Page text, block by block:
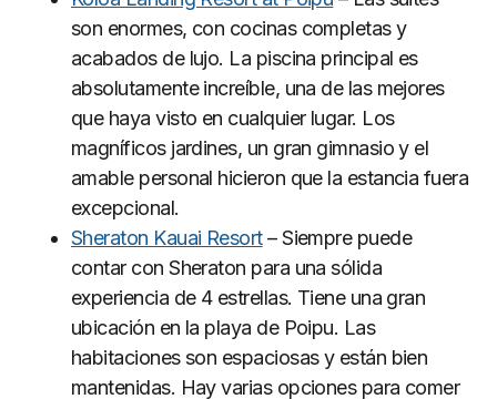
son enormes, con cocinas completas y
acabados de lujo. La piscina principal es
absolutamente increíble, una de las mejores
que haya visto en cualquier lugar. Los
magníficos jardines, un gran gimnasio y el
amable personal hicieron que la estancia fuera
excepcional.
Sheraton Kauai Resort– Siempre puede
contar con Sheraton para una sólida
experiencia de 4 estrellas. Tiene una gran
ubicación en la playa de Poipu. Las
habitaciones son espaciosas y están bien
mantenidas. Hay varias opciones para comer